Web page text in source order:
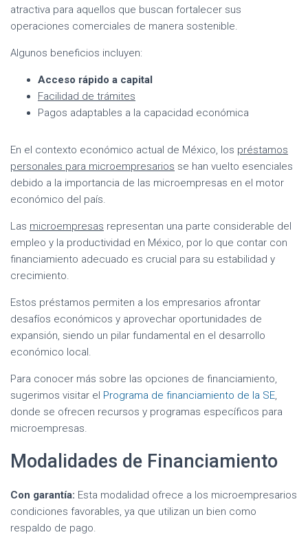
atractiva para aquellos que buscan fortalecer sus
operaciones comerciales de manera sostenible.
Algunos beneficios incluyen:
Acceso rápido a capital
Facilidad de trámites
Pagos adaptables a la capacidad económica
En el contexto económico actual de México, los préstamos
personales para microempresarios se han vuelto esenciales
debido a la importancia de las microempresas en el motor
económico del país.
Las microempresas representan una parte considerable del
empleo y la productividad en México, por lo que contar con
financiamiento adecuado es crucial para su estabilidad y
crecimiento.
Estos préstamos permiten a los empresarios afrontar
desafíos económicos y aprovechar oportunidades de
expansión, siendo un pilar fundamental en el desarrollo
económico local.
Para conocer más sobre las opciones de financiamiento,
sugerimos visitar el Programa de financiamiento de la SE,
donde se ofrecen recursos y programas específicos para
microempresas.
Modalidades de Financiamiento
Con garantía: Esta modalidad ofrece a los microempresarios
condiciones favorables, ya que utilizan un bien como
respaldo de pago.